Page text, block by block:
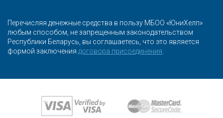
Перечисляя денежные средства в пользу МБОО «ЮниХелп»
любым способом, не запрещенным законодательством
Республики Беларусь, вы соглашаетесь, что это является
формой заключения договора присоединения.